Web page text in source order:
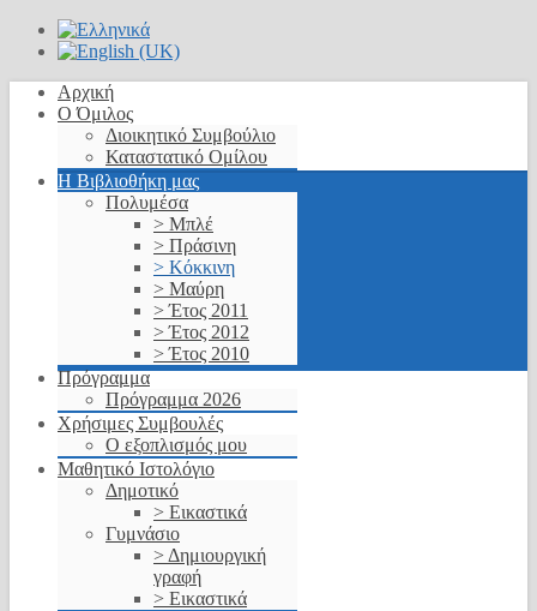
Αρχική
Ο Όμιλος
Διοικητικό Συμβούλιο
Καταστατικό Ομίλου
Η Βιβλιοθήκη μας
Πολυμέσα
> Μπλέ
> Πράσινη
> Κόκκινη
> Μαύρη
> Έτος 2011
> Έτος 2012
> Έτος 2010
Πρόγραμμα
Πρόγραμμα 2026
Χρήσιμες Συμβουλές
Ο εξοπλισμός μου
Μαθητικό Ιστολόγιο
Δημοτικό
> Εικαστικά
Γυμνάσιο
> Δημιουργική
γραφή
> Εικαστικά